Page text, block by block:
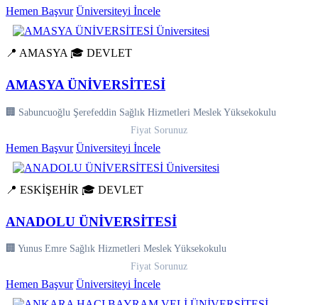
Hemen Başvur Üniversiteyi İncele
📍 AMASYA 🎓 DEVLET
AMASYA ÜNİVERSİTESİ
🏢 Sabuncuoğlu Şerefeddin Sağlık Hizmetleri Meslek Yüksekokulu
Fiyat Sorunuz
Hemen Başvur Üniversiteyi İncele
📍 ESKİŞEHİR 🎓 DEVLET
ANADOLU ÜNİVERSİTESİ
🏢 Yunus Emre Sağlık Hizmetleri Meslek Yüksekokulu
Fiyat Sorunuz
Hemen Başvur Üniversiteyi İncele